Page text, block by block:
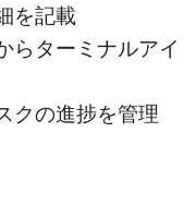
を記載
らターミナルア
クの進捗を管理